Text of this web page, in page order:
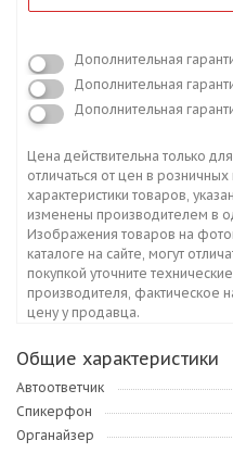
Дополнительная
Дополнительная
Дополнительная
Цена действительна только
отличаться от цен в
характеристики товаров,
изменены производителем в
Изображения товаров на
каталоге на сайте, могут
покупкой уточните
производителя, фактическое
цену у продавца.
Общие характеристики
Автоответчик
Спикерфон
Органайзер